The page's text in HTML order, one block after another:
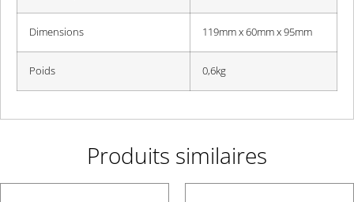
Dimensions 119mm x 60mm x 95mm
Poids 0,6kg
Produits similaires